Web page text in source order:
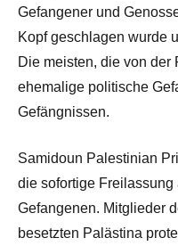
Gefangener und
Kopf geschlagen wurde
Die meisten, die von der
ehemalige politische
Gefängnissen.
Samidoun Palestinian
die sofortige
Gefangenen. Mitglieder
besetzten Palästina